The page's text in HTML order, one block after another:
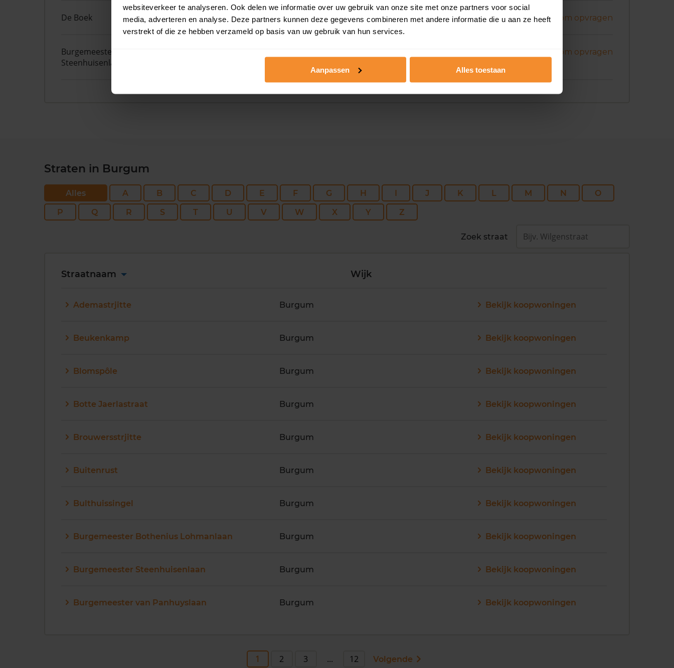
websiteverkeer te analyseren. Ook delen we informatie over uw gebruik van onze site met onze partners voor social
media, adverteren en analyse. Deze partners kunnen deze gegevens combineren met andere informatie die u aan ze heeft
verstrekt of die ze hebben verzameld op basis van uw gebruik van hun services.
Aanpassen Alles toestaan
De Boek 13 107 m2 200 m2 08 juni 2026 Koopsom opvragen
Burgemeester
Steenhuisenlaan
Koopsom opvragen
Straten in Burgum
Alles A B C D E F G H I J K L M N
O
P
Q R S T U V W X Y Z
Zoek straat
Straatnaam Wijk
Ademastrjitte Burgum Bekijk koopwoningen
Beukenkamp Burgum Bekijk koopwoningen
Blomspôle Burgum Bekijk koopwoningen
Botte Jaerlastraat Burgum Bekijk koopwoningen
Brouwersstrjitte Burgum Bekijk koopwoningen
Buitenrust Burgum Bekijk koopwoningen
Bulthuissingel Burgum Bekijk koopwoningen
Burgemeester Bothenius Lohmanlaan Burgum Bekijk koopwoningen
Burgemeester Steenhuisenlaan Burgum Bekijk koopwoningen
Burgemeester van Panhuyslaan Burgum Bekijk koopwoningen
1 2 3 ... 12 Volgende